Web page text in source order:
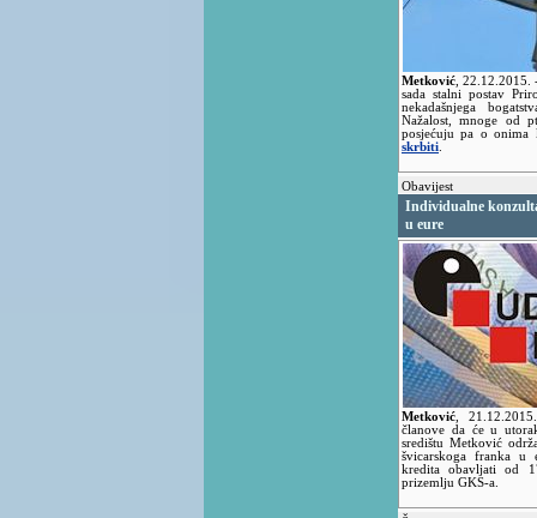
Metković 22.12.2015.
sada stalni postav
nekadašnjega
Nažalost, mnoge od
posjećuju pa o
skrbiti
Obavijest
Individualne
u eure
Metković ,
članove da će u
središtu Metković
švicarskoga franka u
kredita obavljati od
prizemlju GKS-a.